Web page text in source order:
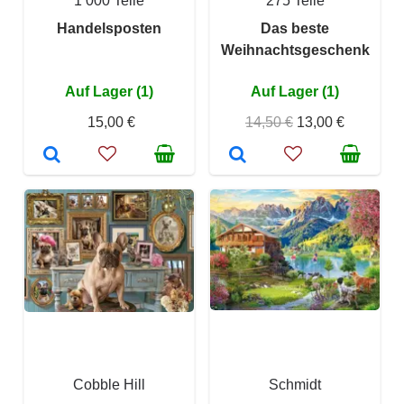
Handelsposten
Auf Lager (1)
15,00 €
Das beste
Weihnachtsgeschenk
Auf Lager (1)
14,50 € 13,00 €
Cobble Hill
Schmidt